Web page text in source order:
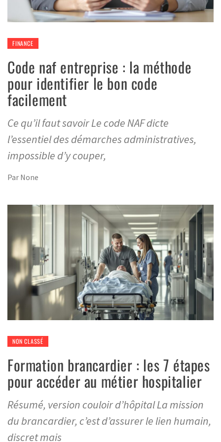
FINANCE
Code naf entreprise : la méthode
pour identifier le bon code
facilement
Ce qu’il faut savoir Le code NAF dicte
l’essentiel des démarches administratives,
impossible d’y couper,
Par None
NON CLASSÉ
Formation brancardier : les 7 étapes
pour accéder au métier hospitalier
Résumé, version couloir d’hôpital La mission
du brancardier, c’est d’assurer le lien humain,
discret mais